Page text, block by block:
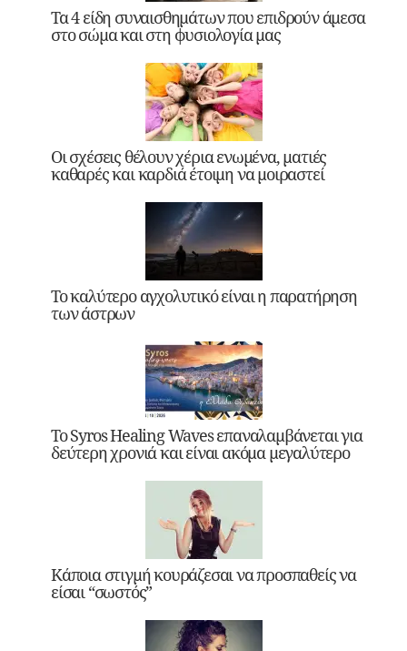
Τα 4 είδη συναισθημάτων που επιδρούν άμεσα
στο σώμα και στη φυσιολογία μας
Οι σχέσεις θέλουν χέρια ενωμένα, ματιές
καθαρές και καρδιά έτοιμη να μοιραστεί
Το καλύτερο αγχολυτικό είναι η παρατήρηση
των άστρων
Το Syros Healing Waves επαναλαμβάνεται για
δεύτερη χρονιά και είναι ακόμα μεγαλύτερο
Κάποια στιγμή κουράζεσαι να προσπαθείς να
είσαι “σωστός”